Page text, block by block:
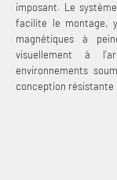
imposant. Le
facilite le montage,
magnétiques à
visuellement à
environnements
conception résistante